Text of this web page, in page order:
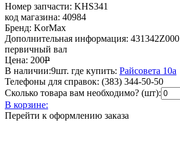
Номер запчасти: KHS341
код магазина: 40984
Бренд: KorMax
Дополнительная информация: 431342Z000
первичный вал
Цена: 200Р
В наличии:9шт. где купить: Райсовета 10а
Телефоны для справок: (383) 344-50-50
Сколько товара вам необходимо? (шт):
В корзине:
Перейти к оформлению заказа